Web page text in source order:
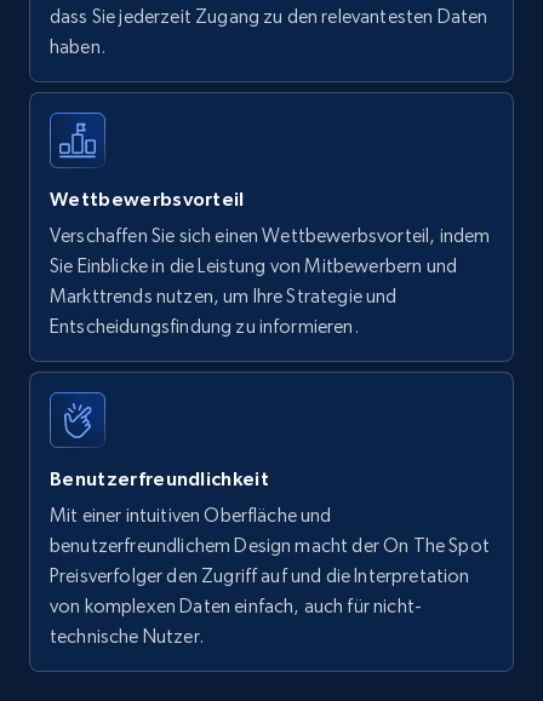
dass Sie jederzeit Zugang zu den relevantesten Daten
haben.
Wettbewerbsvorteil
Verschaffen Sie sich einen Wettbewerbsvorteil, indem
Sie Einblicke in die Leistung von Mitbewerbern und
Markttrends nutzen, um Ihre Strategie und
Entscheidungsfindung zu informieren.
Benutzerfreundlichkeit
Mit einer intuitiven Oberfläche und
benutzerfreundlichem Design macht der On The Spot
Preisverfolger den Zugriff auf und die Interpretation
von komplexen Daten einfach, auch für nicht-
technische Nutzer.